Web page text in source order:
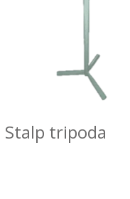
Stalp tripoda